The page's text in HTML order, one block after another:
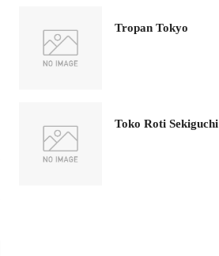
Tropan Tokyo
Toko Roti Sekiguchi